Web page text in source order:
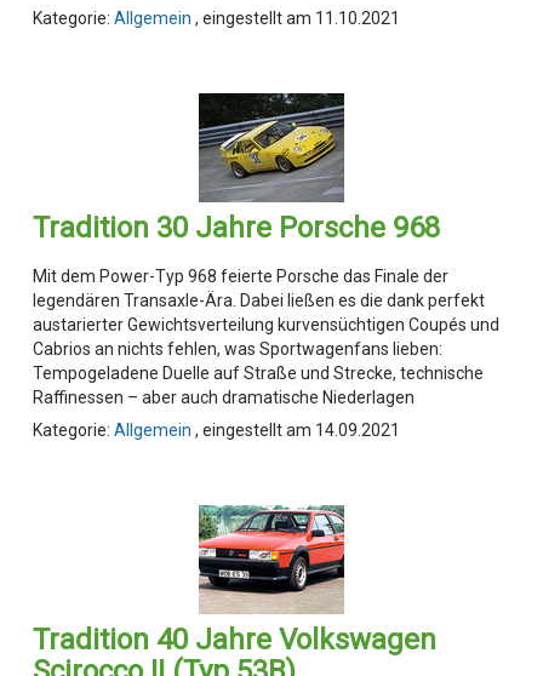
Kategorie: Allgemein , eingestellt am 11.10.2021
Tradition 30 Jahre Porsche 968
Mit dem Power-Typ 968 feierte Porsche das Finale der
legendären Transaxle-Ära. Dabei ließen es die dank perfekt
austarierter Gewichtsverteilung kurvensüchtigen Coupés und
Cabrios an nichts fehlen, was Sportwagenfans lieben:
Tempogeladene Duelle auf Straße und Strecke, technische
Raffinessen – aber auch dramatische Niederlagen
Kategorie: Allgemein , eingestellt am 14.09.2021
Tradition 40 Jahre Volkswagen